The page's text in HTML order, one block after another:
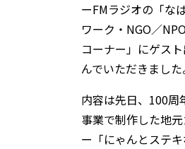
ーFMラジオの「な
ワーク・NGO／
コーナー」にゲス
んでいただきました
内容は先日、100周
事業で制作した地
ー「にゃんとステ